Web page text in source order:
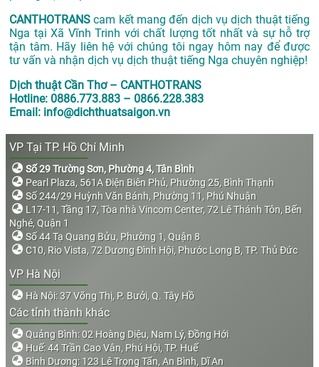
CANTHOTRANS cam kết mang đến dịch vụ dịch thuật tiếng
Nga tại Xã Vĩnh Trinh với chất lượng tốt nhất và sự hỗ trợ
tận tâm. Hãy liên hệ với chúng tôi ngay hôm nay để được
tư vấn và nhận dịch vụ dịch thuật tiếng Nga chuyên nghiệp!
Dịch thuật Cần Thơ – CANTHOTRANS
Hotline: 0886.773.883 – 0866.228.383
Email: info@dichthuatsaigon.vn
VP Tại TP. Hồ Chí Minh
Số 29 Trường Sơn, Phường 4, Tân Bình
Pearl Plaza, 561A Điện Biên Phủ, Phường 25, Bình Thạnh
Số 244/29 Huỳnh Văn Bánh, Phường 11, Phú Nhuận
L17-11, Tầng 17, Tòa nhà Vincom Center, 72 Lê Thánh Tôn, Bến
Nghé, Quận 1
Số 44 Tạ Quang Bửu, Phường 1, Quận 8
C10, Rio Vista, 72 Dương Đình Hội, Phước Long B, TP. Thủ Đức
VP Hà Nội
Hà Nội: 37 Võng Thị, P. Bưởi, Q. Tây Hồ
Các tỉnh thành khác
Quảng Bình: 02 Hoàng Diệu, Nam Lý, Đồng Hới
Huế: 44 Trần Cao Vân, Phú Hội, TP. Huế
Bình Dương: 123 Lê Trọng Tấn, An Bình, Dĩ An